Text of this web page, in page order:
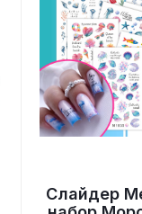
Слайдер